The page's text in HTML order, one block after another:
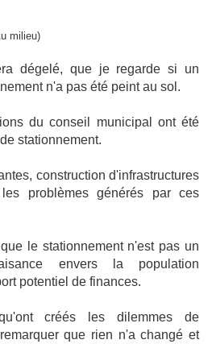
milieu)
dégelé, que je regarde si un
n'a pas été peint au sol.
du conseil municipal ont été
stationnement.
construction d'infrastructures
problèmes générés par ces
le stationnement n'est pas un
envers la population
potentiel de finances.
créés les dilemmes de
que rien n'a changé et